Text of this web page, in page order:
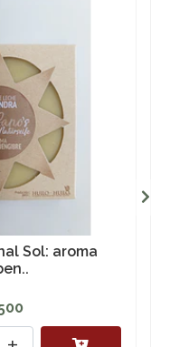
Sol: aroma